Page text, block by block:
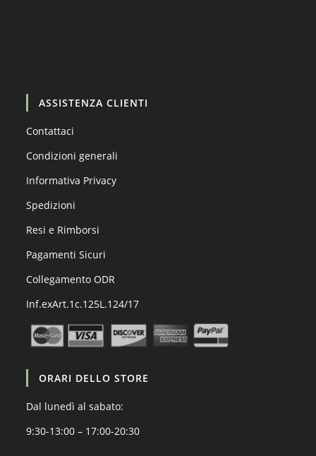
ASSISTENZA CLIENTI
Contattaci
Condizioni generali
Informativa Privacy
Spedizioni
Resi e Rimborsi
Pagamenti Sicuri
Collegamento ODR
Inf.exArt.1c.125L.124/17
ORARI DELLO STORE
Dal lunedì al sabato:
9:30-13:00 – 17:00-20:30